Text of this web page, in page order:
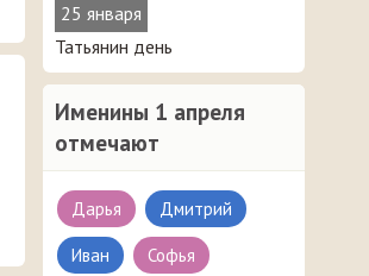
25 января
Татьянин день
Именины 1 апреля
отмечают
Дарья Дмитрий
Иван Софья